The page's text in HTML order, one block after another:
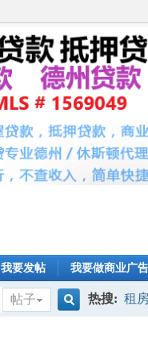
我要发帖 我要做商业广告
帖子
热搜: 租